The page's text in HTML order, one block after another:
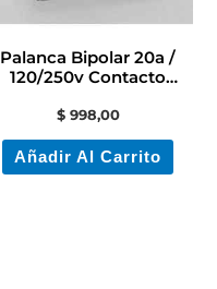
Palanca Bipolar 20a /
120/250v Contacto
$998,00
Añadir Al Carrito